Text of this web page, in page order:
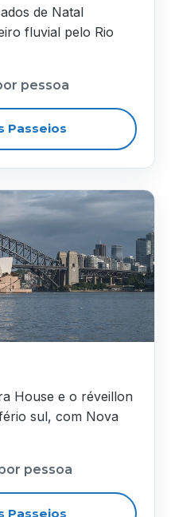
de Natal
fluvial pelo Rio
pessoa
Passeios
House e o réveillon
sul, com Nova
pessoa
Passeios